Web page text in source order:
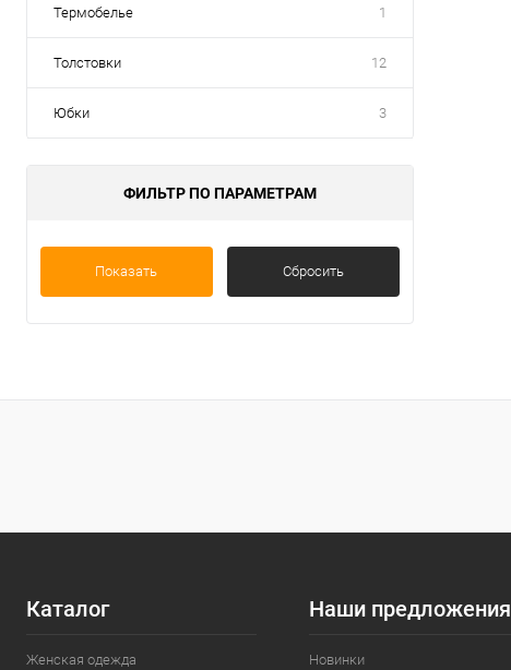
Термобелье 1
Толстовки 12
Юбки 3
ФИЛЬТР ПО ПАРАМЕТРАМ
Показать Сбросить
Каталог
Женская одежда
Наши предложения
Новинки